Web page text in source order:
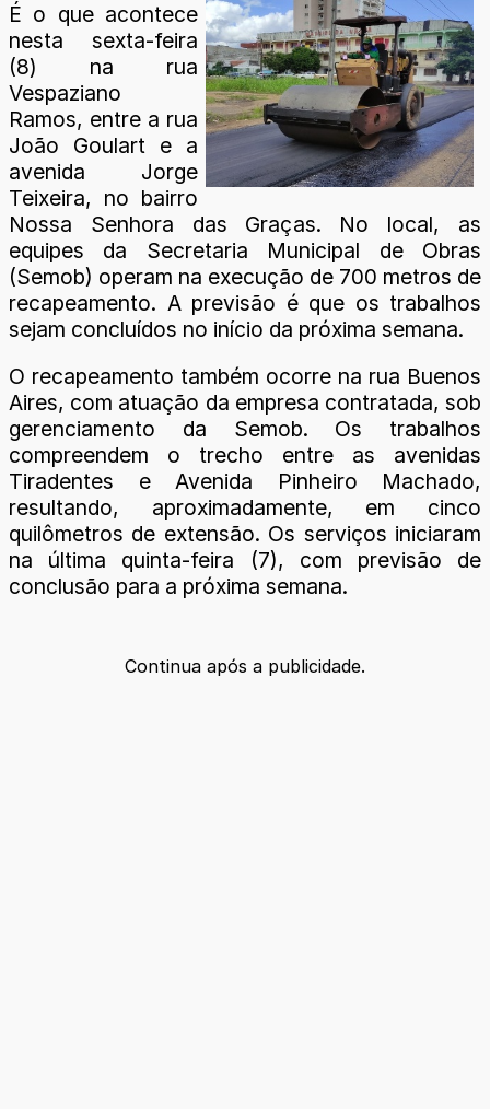
É o que acontece
nesta sexta-feira
(8) na rua
Vespaziano
Ramos, entre a rua
João Goulart e a
avenida Jorge
Teixeira, no bairro
Nossa Senhora das Graças. No local, as
equipes da Secretaria Municipal de Obras
(Semob) operam na execução de 700 metros de
recapeamento. A previsão é que os trabalhos
sejam concluídos no início da próxima semana.
O recapeamento também ocorre na rua Buenos
Aires, com atuação da empresa contratada, sob
gerenciamento da Semob. Os trabalhos
compreendem o trecho entre as avenidas
Tiradentes e Avenida Pinheiro Machado,
resultando, aproximadamente, em cinco
quilômetros de extensão. Os serviços iniciaram
na última quinta-feira (7), com previsão de
conclusão para a próxima semana.
Continua após a publicidade.